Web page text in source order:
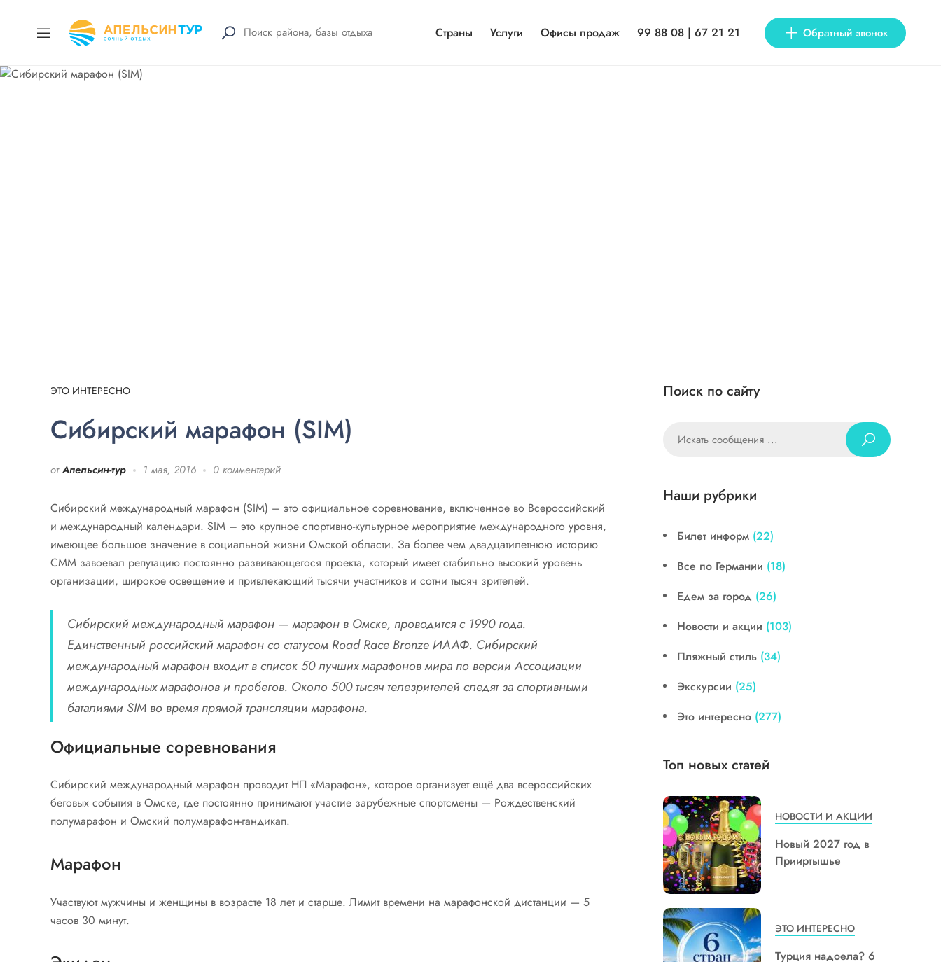
Страны Услуги Офисы продаж 99 88 08 | 67 21 21 Обратный звонок
ЭТО ИНТЕРЕСНО
Сибирский марафон (SIM)
от Апельсин-тур 1 мая, 2016 0 комментарий
Сибирский международный марафон (SIM) – это официальное соревнование, включенное во Всероссийский
и международный календари. SIM – это крупное спортивно-культурное мероприятие международного уровня,
имеющее большое значение в социальной жизни Омской области. За более чем двадцатилетнюю историю
СММ завоевал репутацию постоянно развивающегося проекта, который имеет стабильно высокий уровень
организации, широкое освещение и привлекающий тысячи участников и сотни тысяч зрителей.
Сибирский международный марафон — марафон в Омске, проводится с 1990 года.
Единственный российский марафон со статусом Road Race Bronze ИААФ. Сибирский
международный марафон входит в список 50 лучших марафонов мира по версии Ассоциации
международных марафонов и пробегов. Около 500 тысяч телезрителей следят за спортивными
баталиями SIM во время прямой трансляции марафона.
Официальные соревнования
Сибирский международный марафон проводит НП «Марафон», которое организует ещё два всероссийских
беговых события в Омске, где постоянно принимают участие зарубежные спортсмены — Рождественский
полумарафон и Омский полумарафон-гандикап.
Марафон
Участвуют мужчины и женщины в возрасте 18 лет и старше. Лимит времени на марафонской дистанции — 5
часов 30 минут.
Поиск по сайту
Наши рубрики
Билет информ (22)
Все по Германии (18)
Едем за город (26)
Новости и акции (103)
Пляжный стиль (34)
Экскурсии (25)
Это интересно (277)
Топ новых статей
НОВОСТИ И АКЦИИ
Новый 2027 год в
Прииртышье
ЭТО ИНТЕРЕСНО
Турция надоела? 6